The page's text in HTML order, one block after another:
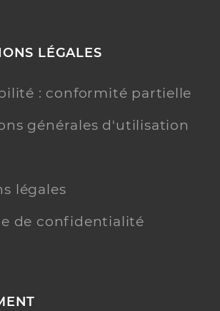
LÉGALES
: conformité partielle
générales d'utilisation
légales
de confidentialité